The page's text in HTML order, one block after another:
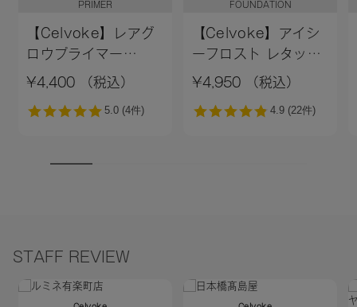
PRIMER
【Celvoke】レアグ
ロウプライマー
［01,02］＜新色追加
¥4,400 （税込）
FOUNDATION
【Celvoke】アイシ
ーフロスト レタッチ
クッション EX01
¥4,950 （税込）
STAFF REVIEW